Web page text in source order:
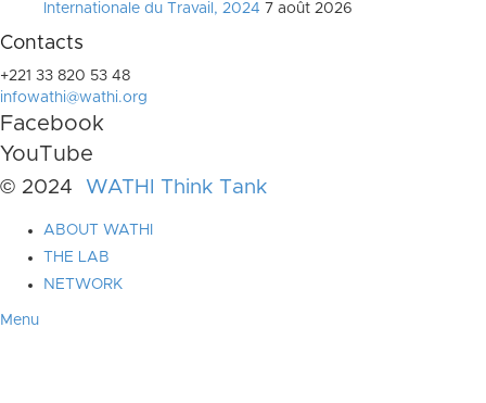
Internationale du Travail, 2024 7 août 2026
Contacts
+221 33 820 53 48
infowathi@wathi.org
Facebook
YouTube
© 2024 WATHI Think Tank
ABOUT WATHI
THE LAB
NETWORK
Menu